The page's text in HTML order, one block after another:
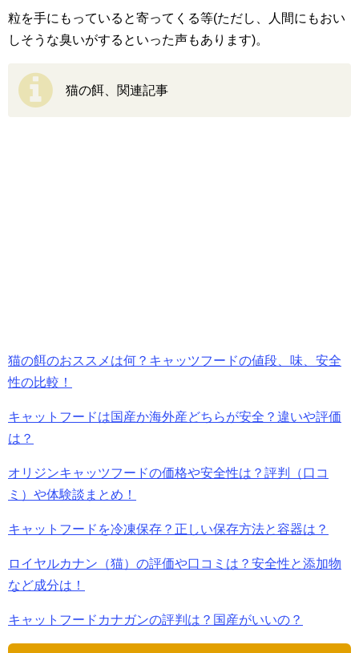
粒を手にもっていると寄ってくる等(ただし、人間にもおい
しそうな臭いがするといった声もあります)。
猫の餌、関連記事
猫の餌のおススメは何？キャッツフードの値段、味、安全
性の比較！
キャットフードは国産か海外産どちらが安全？違いや評価
は？
オリジンキャッツフードの価格や安全性は？評判（口コ
ミ）や体験談まとめ！
キャットフードを冷凍保存？正しい保存方法と容器は？
ロイヤルカナン（猫）の評価や口コミは？安全性と添加物
など成分は！
キャットフードカナガンの評判は？国産がいいの？